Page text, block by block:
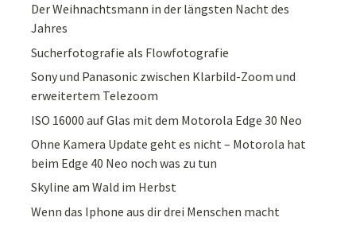
Der Weihnachtsmann in der längsten Nacht des
Jahres
Sucherfotografie als Flowfotografie
Sony und Panasonic zwischen Klarbild-Zoom und
erweitertem Telezoom
ISO 16000 auf Glas mit dem Motorola Edge 30 Neo
Ohne Kamera Update geht es nicht – Motorola hat
beim Edge 40 Neo noch was zu tun
Skyline am Wald im Herbst
Wenn das Iphone aus dir drei Menschen macht